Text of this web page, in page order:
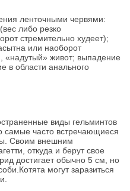
ленточными червями:
либо резко
стремительно худеет);
или наоборот
«надутый» живот; выпадение
в области анального
виды гельминтов
самые часто встречающиеся
Своим внешним
откуда и берут свое
достигает обычно 5 см, но
могут заразиться